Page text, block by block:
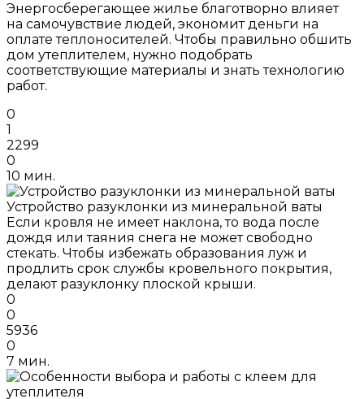
Энергосберегающее жилье благотворно влияет
на самочувствие людей, экономит деньги на
оплате теплоносителей. Чтобы правильно обшить
дом утеплителем, нужно подобрать
соответствующие материалы и знать технологию
работ.
0
1
2299
0
10 мин.
Устройство разуклонки из минеральной ваты
Если кровля не имеет наклона, то вода после
дождя или таяния снега не может свободно
стекать. Чтобы избежать образования луж и
продлить срок службы кровельного покрытия,
делают разуклонку плоской крыши.
0
0
5936
0
7 мин.